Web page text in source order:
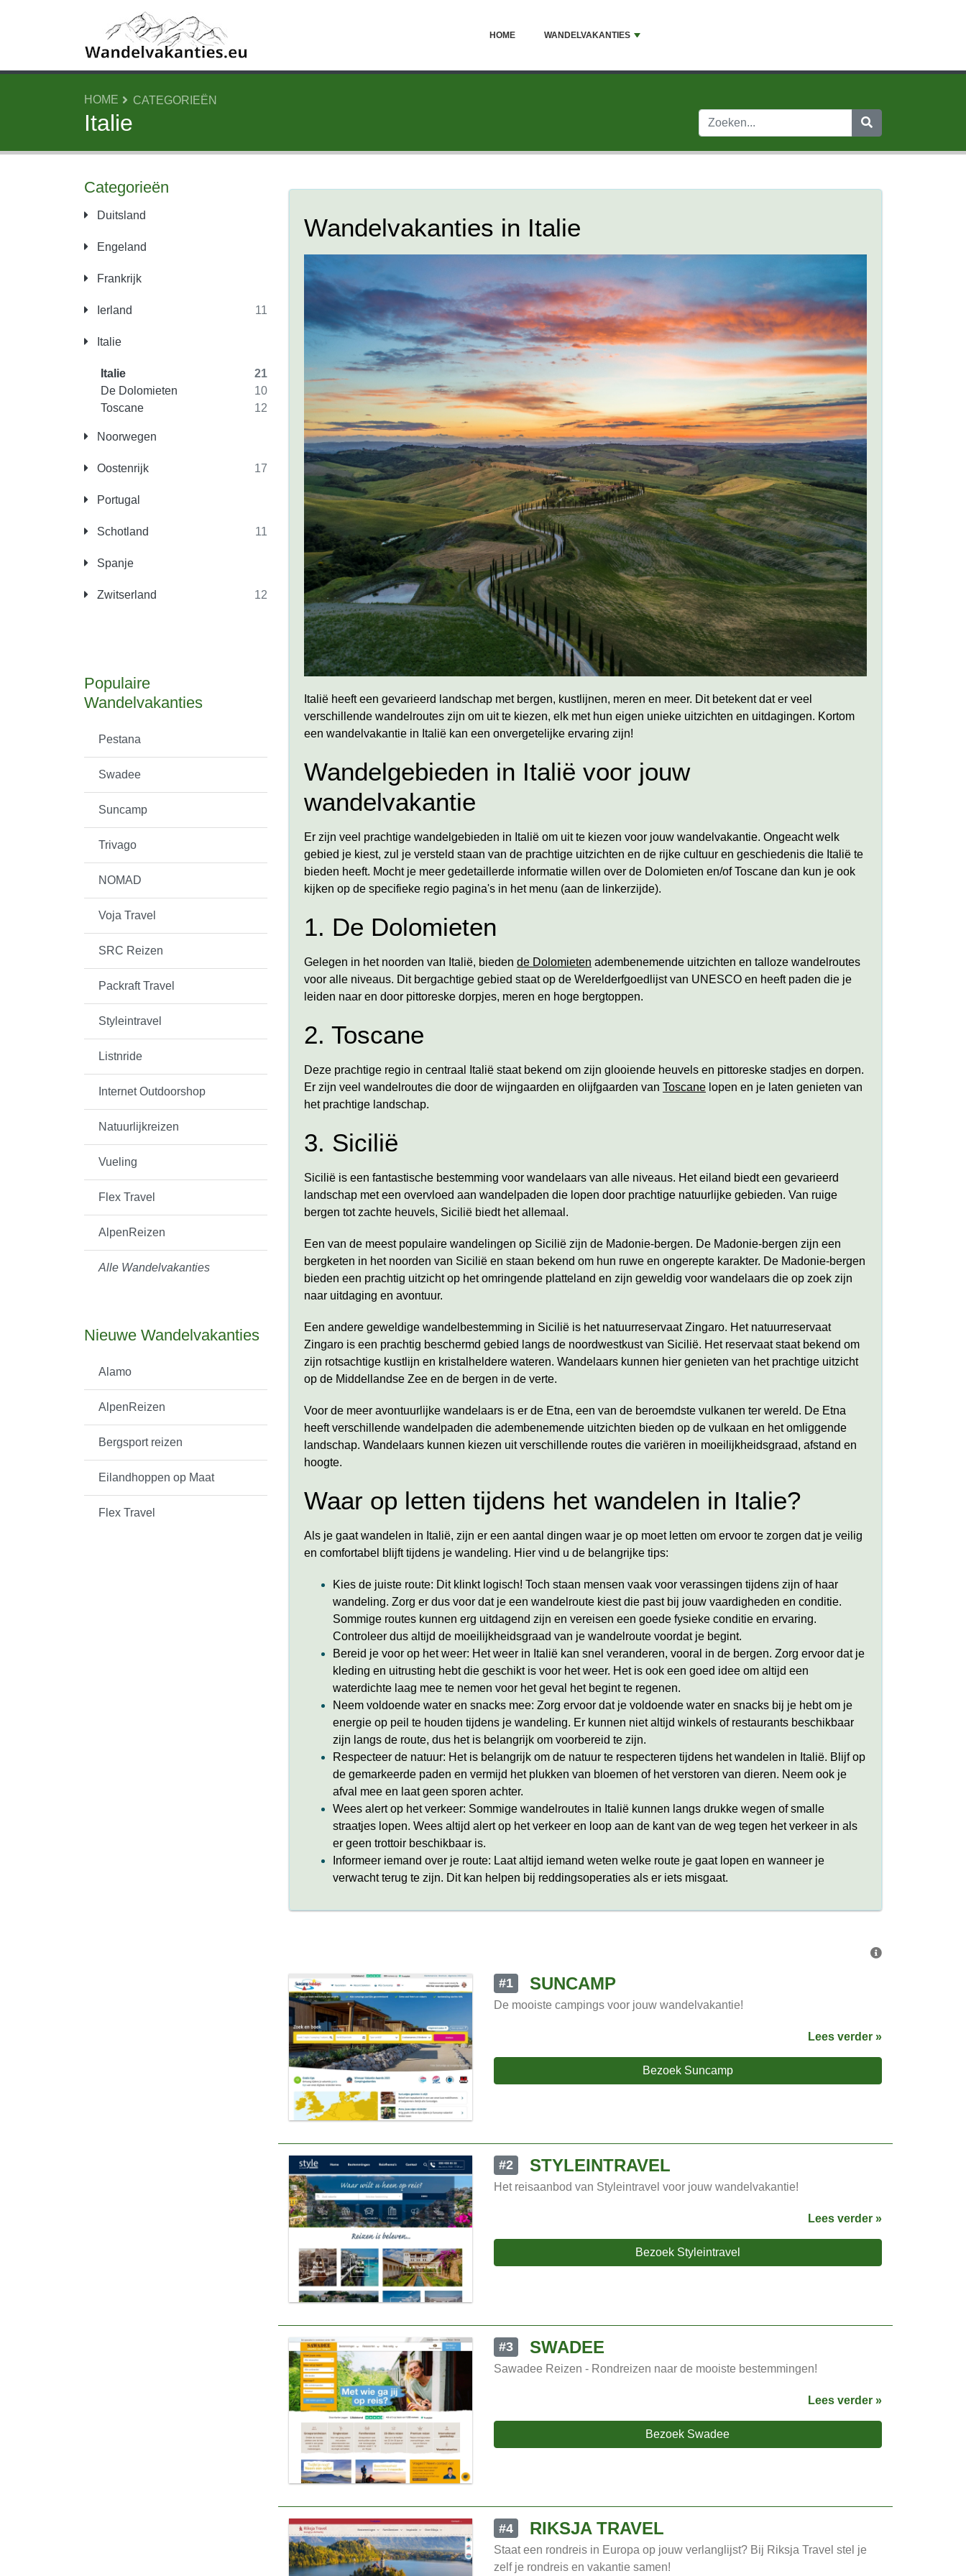
HOME WANDELVAKANTIES
HOME CATEGORIEËN
Italie
Categorieën
Duitsland
Engeland
Frankrijk
Ierland 11
Italie
Italie
21
De Dolomieten
10
Toscane
12
Noorwegen
Oostenrijk 17
Portugal
Schotland 11
Spanje
Zwitserland 12
Populaire
Wandelvakanties
Pestana
Swadee
Suncamp
Trivago
NOMAD
Voja Travel
SRC Reizen
Packraft Travel
Styleintravel
Listnride
Internet Outdoorshop
Natuurlijkreizen
Vueling
Flex Travel
AlpenReizen
Alle Wandelvakanties
Nieuwe Wandelvakanties
Alamo
AlpenReizen
Bergsport reizen
Eilandhoppen op Maat
Flex Travel
Wandelvakanties in Italie
Italië heeft een gevarieerd landschap met bergen, kustlijnen, meren en meer. Dit betekent dat er veel
verschillende wandelroutes zijn om uit te kiezen, elk met hun eigen unieke uitzichten en uitdagingen. Kortom
een wandelvakantie in Italië kan een onvergetelijke ervaring zijn!
Wandelgebieden in Italië voor jouw
wandelvakantie
Er zijn veel prachtige wandelgebieden in Italië om uit te kiezen voor jouw wandelvakantie. Ongeacht welk
gebied je kiest, zul je versteld staan van de prachtige uitzichten en de rijke cultuur en geschiedenis die Italië te
bieden heeft. Mocht je meer gedetaillerde informatie willen over de Dolomieten en/of Toscane dan kun je ook
kijken op de specifieke regio pagina's in het menu (aan de linkerzijde).
1. De Dolomieten
Gelegen in het noorden van Italië, bieden de Dolomieten adembenemende uitzichten en talloze wandelroutes
voor alle niveaus. Dit bergachtige gebied staat op de Werelderfgoedlijst van UNESCO en heeft paden die je
leiden naar en door pittoreske dorpjes, meren en hoge bergtoppen.
2. Toscane
Deze prachtige regio in centraal Italië staat bekend om zijn glooiende heuvels en pittoreske stadjes en dorpen.
Er zijn veel wandelroutes die door de wijngaarden en olijfgaarden van Toscane lopen en je laten genieten van
het prachtige landschap.
3. Sicilië
Sicilië is een fantastische bestemming voor wandelaars van alle niveaus. Het eiland biedt een gevarieerd
landschap met een overvloed aan wandelpaden die lopen door prachtige natuurlijke gebieden. Van ruige
bergen tot zachte heuvels, Sicilië biedt het allemaal.
Een van de meest populaire wandelingen op Sicilië zijn de Madonie-bergen. De Madonie-bergen zijn een
bergketen in het noorden van Sicilië en staan bekend om hun ruwe en ongerepte karakter. De Madonie-bergen
bieden een prachtig uitzicht op het omringende platteland en zijn geweldig voor wandelaars die op zoek zijn
naar uitdaging en avontuur.
Een andere geweldige wandelbestemming in Sicilië is het natuurreservaat Zingaro. Het natuurreservaat
Zingaro is een prachtig beschermd gebied langs de noordwestkust van Sicilië. Het reservaat staat bekend om
zijn rotsachtige kustlijn en kristalheldere wateren. Wandelaars kunnen hier genieten van het prachtige uitzicht
op de Middellandse Zee en de bergen in de verte.
Voor de meer avontuurlijke wandelaars is er de Etna, een van de beroemdste vulkanen ter wereld. De Etna
heeft verschillende wandelpaden die adembenemende uitzichten bieden op de vulkaan en het omliggende
landschap. Wandelaars kunnen kiezen uit verschillende routes die variëren in moeilijkheidsgraad, afstand en
hoogte.
Waar op letten tijdens het wandelen in Italie?
Als je gaat wandelen in Italië, zijn er een aantal dingen waar je op moet letten om ervoor te zorgen dat je veilig
en comfortabel blijft tijdens je wandeling. Hier vind u de belangrijke tips:
Kies de juiste route: Dit klinkt logisch! Toch staan mensen vaak voor verassingen tijdens zijn of haar
wandeling. Zorg er dus voor dat je een wandelroute kiest die past bij jouw vaardigheden en conditie.
Sommige routes kunnen erg uitdagend zijn en vereisen een goede fysieke conditie en ervaring.
Controleer dus altijd de moeilijkheidsgraad van je wandelroute voordat je begint.
Bereid je voor op het weer: Het weer in Italië kan snel veranderen, vooral in de bergen. Zorg ervoor dat je
kleding en uitrusting hebt die geschikt is voor het weer. Het is ook een goed idee om altijd een
waterdichte laag mee te nemen voor het geval het begint te regenen.
Neem voldoende water en snacks mee: Zorg ervoor dat je voldoende water en snacks bij je hebt om je
energie op peil te houden tijdens je wandeling. Er kunnen niet altijd winkels of restaurants beschikbaar
zijn langs de route, dus het is belangrijk om voorbereid te zijn.
Respecteer de natuur: Het is belangrijk om de natuur te respecteren tijdens het wandelen in Italië. Blijf op
de gemarkeerde paden en vermijd het plukken van bloemen of het verstoren van dieren. Neem ook je
afval mee en laat geen sporen achter.
Wees alert op het verkeer: Sommige wandelroutes in Italië kunnen langs drukke wegen of smalle
straatjes lopen. Wees altijd alert op het verkeer en loop aan de kant van de weg tegen het verkeer in als
er geen trottoir beschikbaar is.
Informeer iemand over je route: Laat altijd iemand weten welke route je gaat lopen en wanneer je
verwacht terug te zijn. Dit kan helpen bij reddingsoperaties als er iets misgaat.
#1 SUNCAMP
De mooiste campings voor jouw wandelvakantie!
Lees verder »
Bezoek Suncamp
#2 STYLEINTRAVEL
Het reisaanbod van Styleintravel voor jouw wandelvakantie!
Lees verder »
Bezoek Styleintravel
#3 SWADEE
Sawadee Reizen - Rondreizen naar de mooiste bestemmingen!
Lees verder »
Bezoek Swadee
#4 RIKSJA TRAVEL
Staat een rondreis in Europa op jouw verlanglijst? Bij Riksja Travel stel je
zelf je rondreis en vakantie samen!